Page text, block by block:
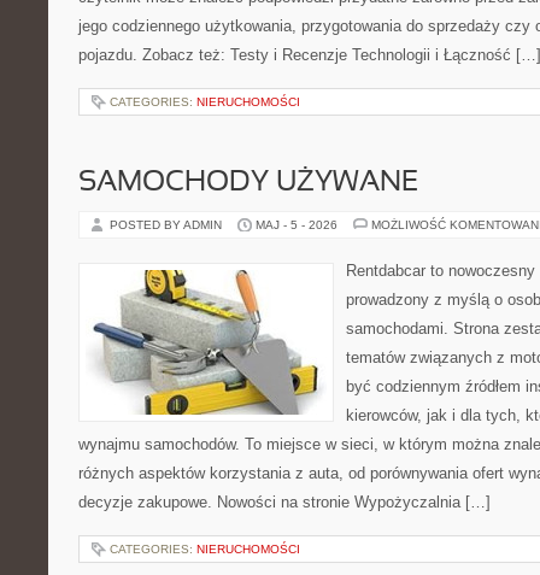
jego codziennego użytkowania, przygotowania do sprzedaży czy
pojazdu. Zobacz też: Testy i Recenzje Technologii i Łączność […]
CATEGORIES: NIERUCHOMOŚCI
SAMOCHODY UŻYWANE
POSTED BY ADMIN MAJ - 5 - 2026 MOŻLIWOŚĆ
Rentdabcar to
prowadzony z myślą o
samochodami. Strona
tematów związanych z
być codziennym źródłem
kierowców, jak i dla tych,
wynajmu samochodów. To miejsce w sieci, w którym można
różnych aspektów korzystania z auta, od porównywania ofert
decyzje zakupowe. Nowości na stronie Wypożyczalnia […]
CATEGORIES: NIERUCHOMOŚCI